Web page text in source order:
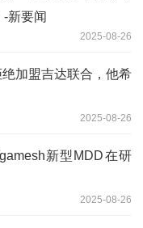
新要闻
2025-08-26
加盟吉达联合，他希
2025-08-26
新型MDD在研
2025-08-26